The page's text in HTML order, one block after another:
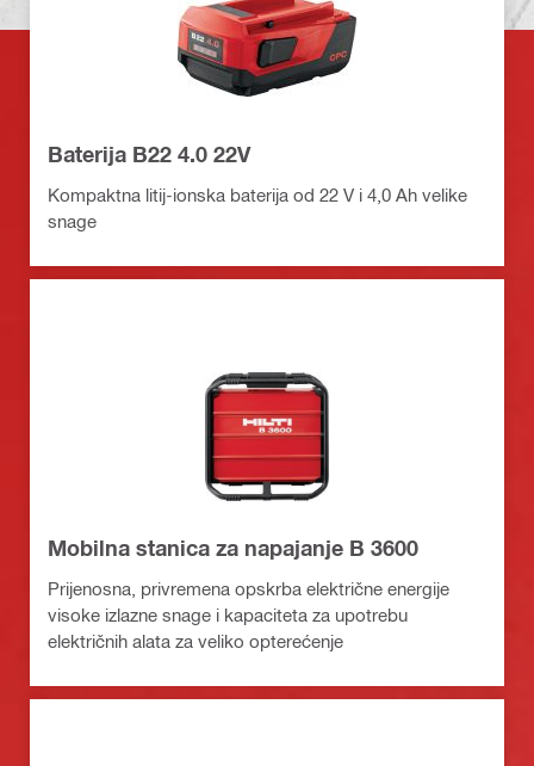
Baterija B22 4.0 22V
Kompaktna litij-ionska baterija od 22 V i 4,0 Ah velike
snage
Mobilna stanica za napajanje B 3600
Prijenosna, privremena opskrba električne energije
visoke izlazne snage i kapaciteta za upotrebu
električnih alata za veliko opterećenje